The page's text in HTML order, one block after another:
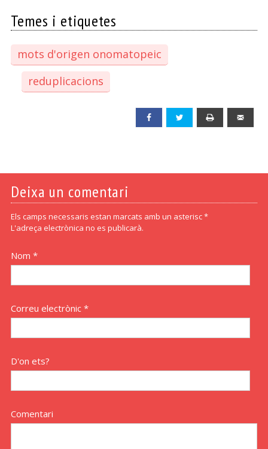
Temes i etiquetes
mots d'origen onomatopeic
reduplicacions
Facebook Twitter
Deixa un comentari
Els camps necessaris estan marcats amb un asterisc *
L'adreça electrònica no es publicarà.
Nom *
Correu electrònic *
D'on ets?
Comentari